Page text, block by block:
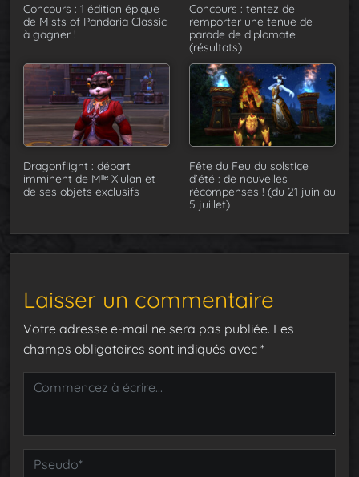
Concours : 1 édition épique
de Mists of Pandaria Classic
à gagner !
Concours : tentez de
remporter une tenue de
parade de diplomate
(résultats)
Dragonflight : départ
imminent de Mˡˡᵉ Xiulan et
de ses objets exclusifs
Fête du Feu du solstice
d’été : de nouvelles
récompenses ! (du 21 juin au
5 juillet)
Laisser un commentaire
Votre adresse e-mail ne sera pas publiée. Les
champs obligatoires sont indiqués avec *